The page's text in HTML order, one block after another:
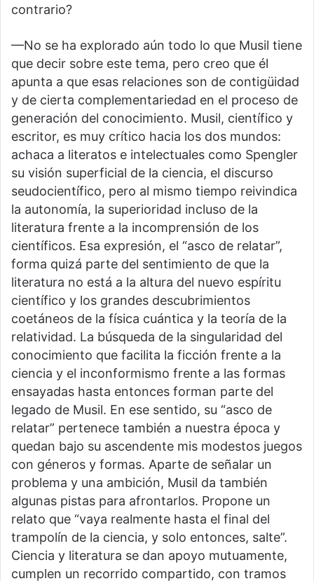
contrario?
—No se ha explorado aún todo lo que Musil tiene
que decir sobre este tema, pero creo que él
apunta a que esas relaciones son de contigüidad
y de cierta complementariedad en el proceso de
generación del conocimiento. Musil, científico y
escritor, es muy crítico hacia los dos mundos:
achaca a literatos e intelectuales como Spengler
su visión superficial de la ciencia, el discurso
seudocientífico, pero al mismo tiempo reivindica
la autonomía, la superioridad incluso de la
literatura frente a la incomprensión de los
científicos. Esa expresión, el “asco de relatar”,
forma quizá parte del sentimiento de que la
literatura no está a la altura del nuevo espíritu
científico y los grandes descubrimientos
coetáneos de la física cuántica y la teoría de la
relatividad. La búsqueda de la singularidad del
conocimiento que facilita la ficción frente a la
ciencia y el inconformismo frente a las formas
ensayadas hasta entonces forman parte del
legado de Musil. En ese sentido, su “asco de
relatar” pertenece también a nuestra época y
quedan bajo su ascendente mis modestos juegos
con géneros y formas. Aparte de señalar un
problema y una ambición, Musil da también
algunas pistas para afrontarlos. Propone un
relato que “vaya realmente hasta el final del
trampolín de la ciencia, y solo entonces, salte”.
Ciencia y literatura se dan apoyo mutuamente,
cumplen un recorrido compartido, con tramos